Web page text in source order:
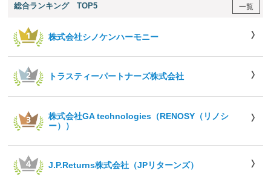
総合ランキング TOP5 一覧
株式会社シノケンハーモニー
トラスティーパートナーズ株式会社
株式会社GA technologies（RENOSY（リノシ
ー））
J.P.Returns株式会社（JPリターンズ）